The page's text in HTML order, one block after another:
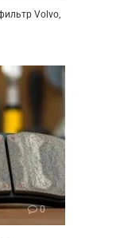
Volvo,
0